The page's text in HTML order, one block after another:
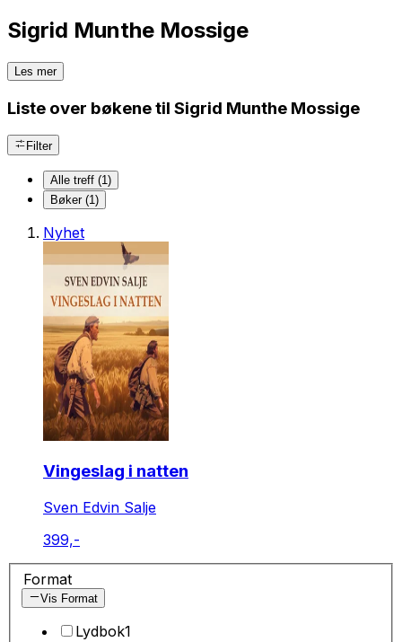
Sigrid Munthe Mossige
Les mer
Liste over bøkene til Sigrid Munthe Mossige
Filter
Alle treff (1)
Bøker (1)
Nyhet
Vingeslag i natten
Sven Edvin Salje
399,-
Format
Vis Format
Lydbok1